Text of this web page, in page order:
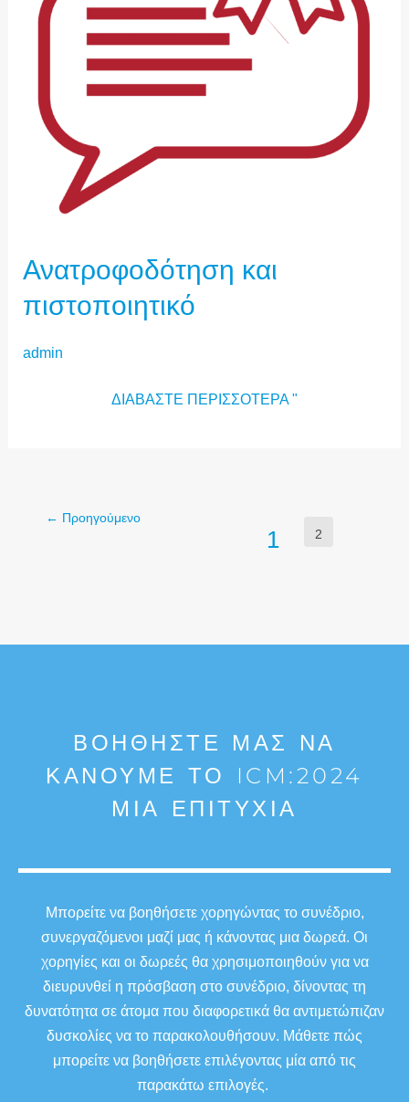
Ανατροφοδότηση και
πιστοποιητικό
admin
ΔΙΑΒΆΣΤΕ ΠΕΡΙΣΣΌΤΕΡΑ "
← Προηγούμενο
1 2
ΒΟΗΘΉΣΤΕ ΜΑΣ ΝΑ
ΚΆΝΟΥΜΕ ΤΟ ICM:2024
ΜΙΑ ΕΠΙΤΥΧΊΑ
Μπορείτε να βοηθήσετε χορηγώντας το συνέδριο,
συνεργαζόμενοι μαζί μας ή κάνοντας μια δωρεά. Οι
χορηγίες και οι δωρεές θα χρησιμοποιηθούν για να
διευρυνθεί η πρόσβαση στο συνέδριο, δίνοντας τη
δυνατότητα σε άτομα που διαφορετικά θα αντιμετώπιζαν
δυσκολίες να το παρακολουθήσουν. Μάθετε πώς
μπορείτε να βοηθήσετε επιλέγοντας μία από τις
παρακάτω επιλογές.